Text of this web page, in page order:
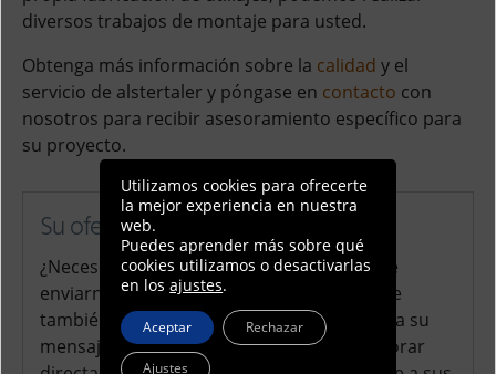
diversos trabajos de montaje para usted.
Obtenga más información sobre la calidad y el
servicio de alstertaler y póngase en contacto con
nosotros para recibir asesoramiento específico para
su proyecto.
Su oferta personalizada
¿Necesita una oferta personalizada? Puede
enviarnos un mensaje aquí mismo. Adjunte
también el plano técnico correspondiente a su
mensaje. De esta manera, podremos elaborar
Utilizamos cookies para ofrecerte
la mejor experiencia en nuestra
web.
Puedes aprender más sobre qué
cookies utilizamos o desactivarlas
en losajustes.
Aceptar Rechazar
Ajustes